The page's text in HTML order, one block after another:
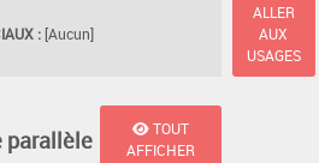
: [Aucun]
ALLER
AUX
USAGES
parallèle
TOUT
AFFICHER